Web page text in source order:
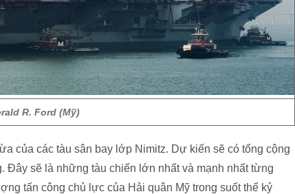
R. Ford (Mỹ)
của các tàu sân bay lớp Nimitz. Dự kiến ​​sẽ có tổng cộng
sẽ là những tàu chiến lớn nhất và mạnh nhất từng
tấn công chủ lực của Hải quân Mỹ trong suốt thế kỷ